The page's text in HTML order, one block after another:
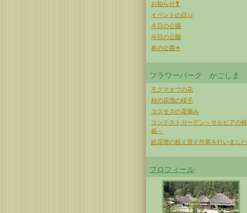
お知らせ❣
イベントの日♪♪
今日の公園
今日の公園
春の公園☀
フラワーパーク かごしま
モクマオウの花
秋の花壇の様子
コスモスの花摘み
コンテストガーデン～サルビアの植
栽～
絵花壇の植え替え作業を行いました
プロフィール